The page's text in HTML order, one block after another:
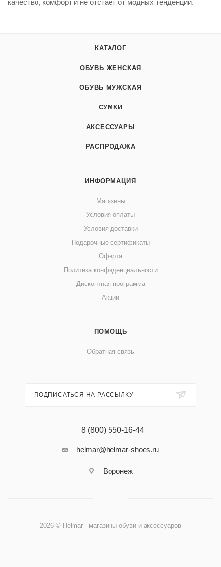
качество, комфорт и не отстает от модных тенденций.
КАТАЛОГ
ОБУВЬ ЖЕНСКАЯ
ОБУВЬ МУЖСКАЯ
СУМКИ
АКСЕССУАРЫ
РАСПРОДАЖА
ИНФОРМАЦИЯ
Магазины
Условия оплаты
Условия доставки
Подарочные сертификаты
Оферта
Политика конфиденциальности
Дисконтная программа
Акции
ПОМОЩЬ
Обратная связь
ПОДПИСАТЬСЯ НА РАССЫЛКУ
8 (800) 550-16-44
helmar@helmar-shoes.ru
Воронеж
2026 © Helmar - магазины обуви и аксессуаров